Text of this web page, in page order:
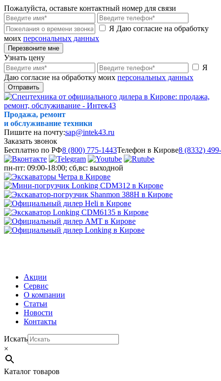
Пожалуйста, оставьте контактный номер для связи
Я Даю согласие на обработку
моих персональных данных
Перезвоните мне
Узнать цену
Я
Даю согласие на обработку моих персональных данных
Отправить
Продажа, ремонт
и обслуживание техники
Пишите на почту:sap@intek43.ru
Заказать звонок
Бесплатно по РФ8 (800) 775-1443Телефон в Кирове8 (8332)
пн-пт: 09:00-18:00; сб,вс: выходной
Акции
Сервис
О компании
Статьи
Новости
Контакты
Искать
×
Каталог товаров